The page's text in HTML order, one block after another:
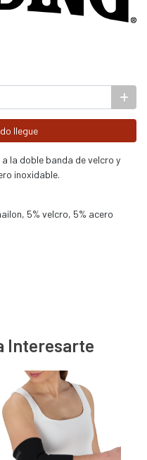
llegue
la doble banda de velcro y
inoxidable.
5% velcro, 5% acero
Interesarte